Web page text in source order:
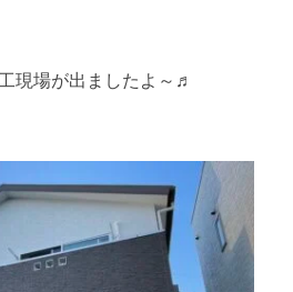
現場が出ましたよ～♬